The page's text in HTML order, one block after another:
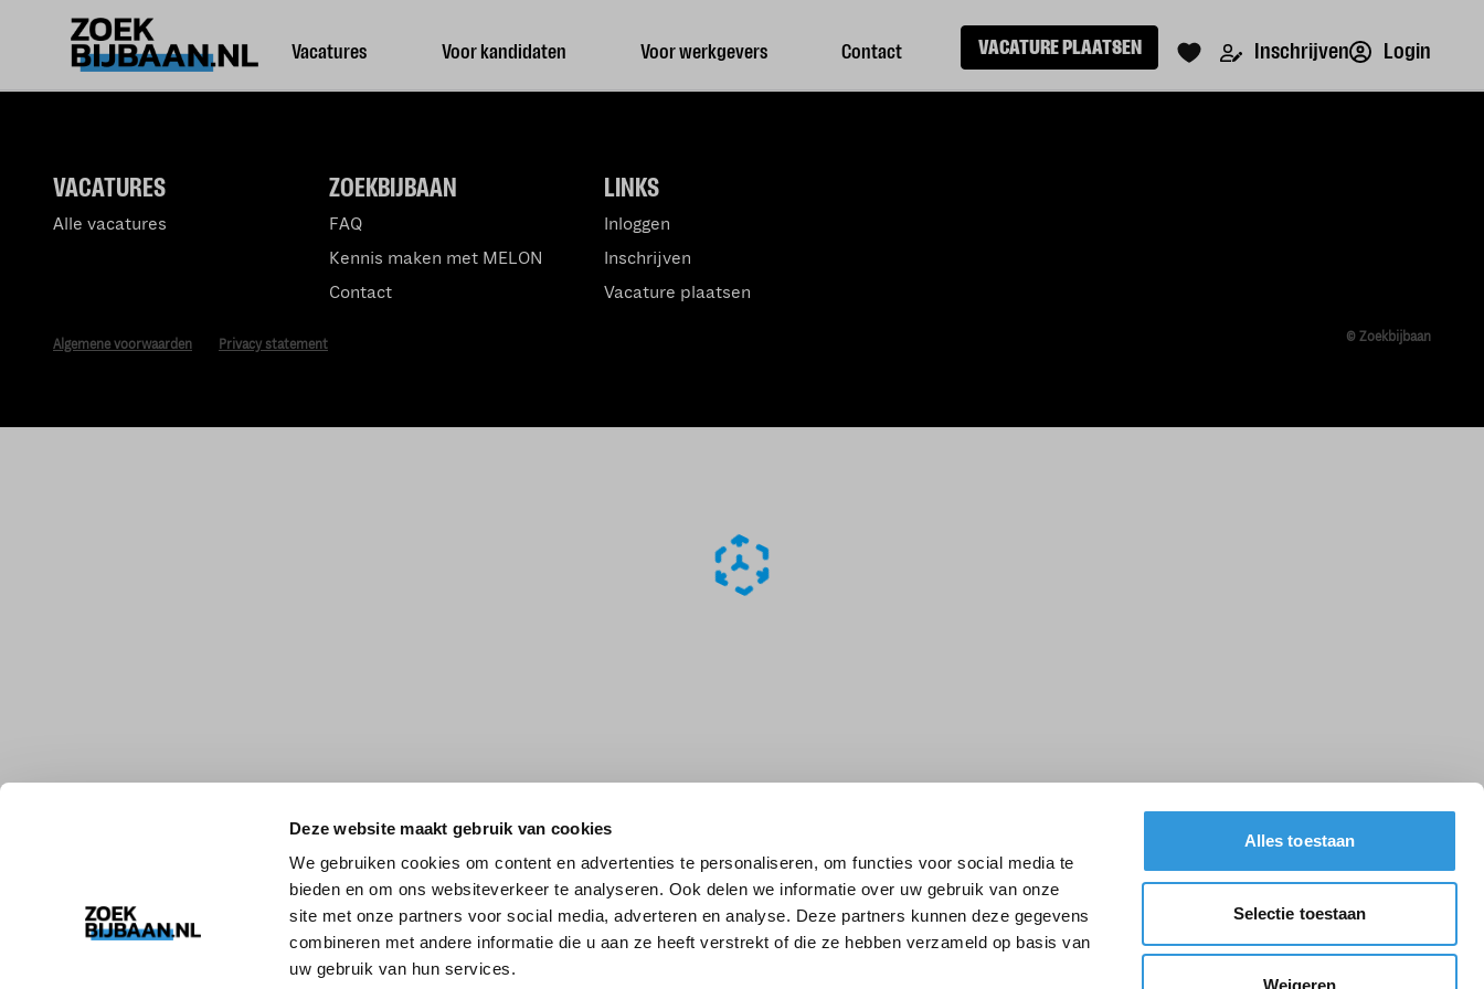
Deze website maakt gebruik van cookies
We gebruiken cookies om content en advertenties te personaliseren, om functies voor social media te
bieden en om ons websiteverkeer te analyseren. Ook delen we informatie over uw gebruik van onze
site met onze partners voor social media, adverteren en analyse. Deze partners kunnen deze gegevens
combineren met andere informatie die u aan ze heeft verstrekt of die ze hebben verzameld op basis van
uw gebruik van hun services.
Alles toestaan
Selectie toestaan
Weigeren
Vacatures Voor kandidaten Voor werkgevers Contact VACATURE PLAATSEN Inschrijven Login
LINKS
Inloggen
Inschrijven
Vacature plaatsen
ZOEKBIJBAAN
FAQ
Kennis maken met MELON
Contact
VACATURES
Alle vacatures
Algemene voorwaarden Privacy statement © Zoekbijbaan